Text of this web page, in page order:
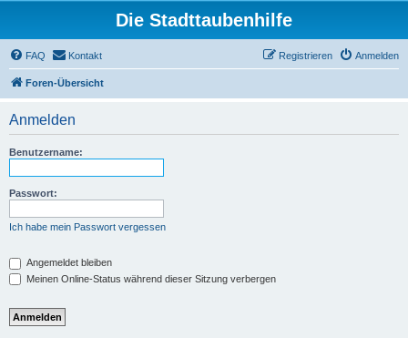
Die Stadttaubenhilfe
FAQ Kontakt Anmelden
Registrieren
Foren-Übersicht
Anmelden
Benutzername:
Passwort:
Ich habe mein Passwort vergessen
Angemeldet bleiben
Meinen Online-Status während dieser Sitzung verbergen